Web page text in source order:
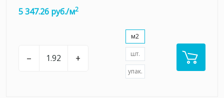
5 347.26 руб./м2
– +
м2
шт.
упак.